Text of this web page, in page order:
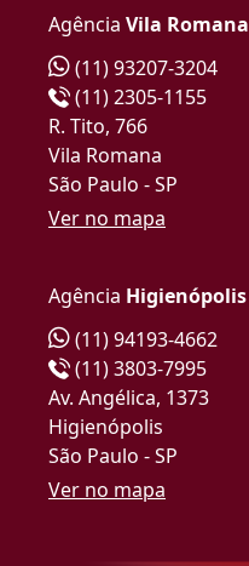
Agência Vila Romana
(11) 93207-3204
(11) 2305-1155
R. Tito, 766
Vila Romana
São Paulo - SP
Ver no mapa
Agência Higienópolis
(11) 94193-4662
(11) 3803-7995
Av. Angélica, 1373
Higienópolis
São Paulo - SP
Ver no mapa